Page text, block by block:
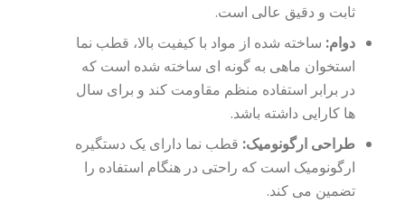
ثابت و دقیق عالی است.
دوام: ساخته شده از مواد با کیفیت بالا، قطب نما
استخوان ماهی به گونه ای ساخته شده است که
در برابر استفاده منظم مقاومت کند و برای سال
ها کارایی داشته باشد.
طراحی ارگونومیک: قطب نما دارای یک دستگیره
ارگونومیک است که راحتی در هنگام استفاده را
تضمین می کند.